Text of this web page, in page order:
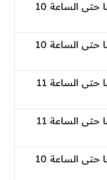
من الساعة 10 صباحًا حتى الساعة 10
من الساعة 10 صباحًا حتى الساعة 10
من الساعة 10 صباحًا حتى الساعة 11
من الساعة 10 صباحًا حتى الساعة 11
من الساعة 10 صباحًا حتى الساعة 10